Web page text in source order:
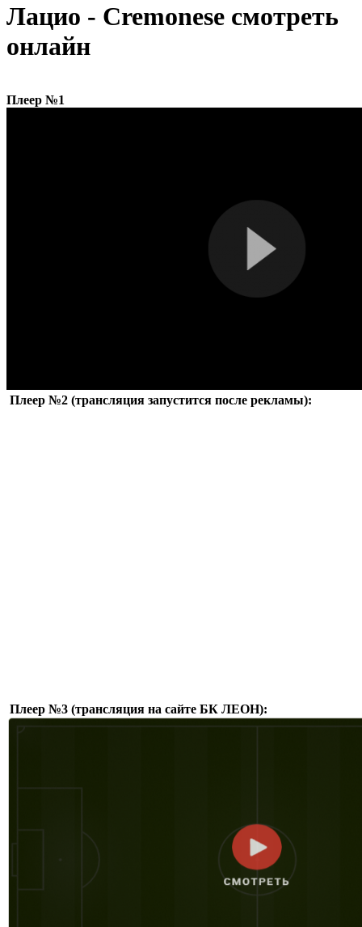
Лацио - Cremonese смотреть
онлайн
Плеер №1
Плеер №2 (трансляция запустится после рекламы):
Плеер №3 (трансляция на сайте БК ЛЕОН):